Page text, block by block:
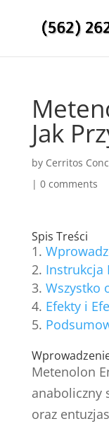
Jak
by Cerritos
| 0 comments
Spis Treści
Instrukcja
Wszystko
Efekty i
Metenolon
anaboliczny
oraz